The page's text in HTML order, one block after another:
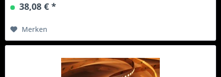
38,08 € *
Merken